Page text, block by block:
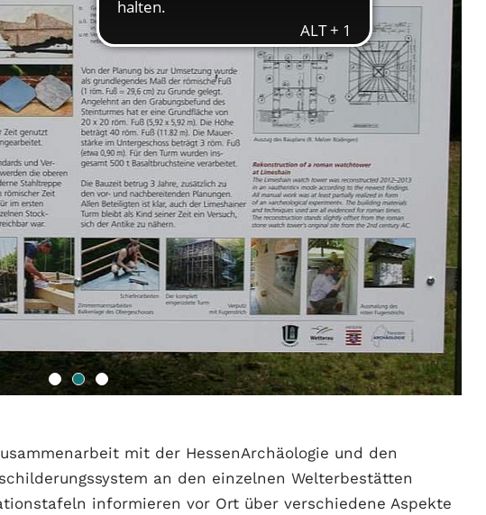
mit der HessenArchäologie und den
an den einzelnen Welterbestätten
informieren vor Ort über verschiedene Aspekte